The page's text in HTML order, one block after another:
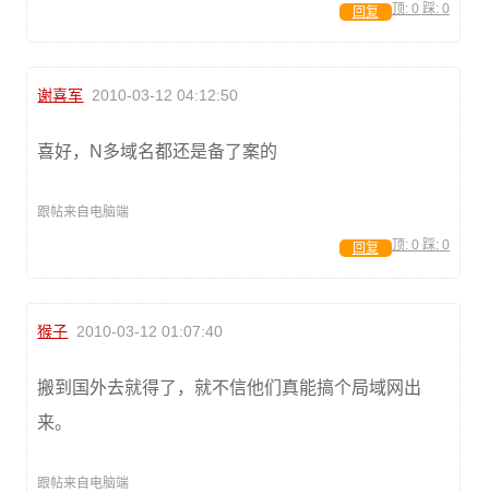
顶: 0 踩: 0
回复
谢喜军 2010-03-12 04:12:50
喜好，N多域名都还是备了案的
跟帖来自电脑端
顶: 0 踩: 0
回复
猴子 2010-03-12 01:07:40
搬到国外去就得了，就不信他们真能搞个局域网出
来。
跟帖来自电脑端